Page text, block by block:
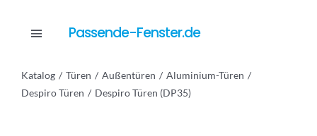
Toggle
Katalog
Passende-Fenster.de
Katalog Türen Außentüren
Aluminium-Türen
Despiro Türen
Despiro Türen (DP35)